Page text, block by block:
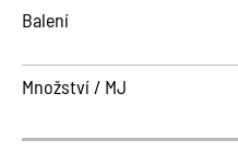
Balení
Množství / MJ